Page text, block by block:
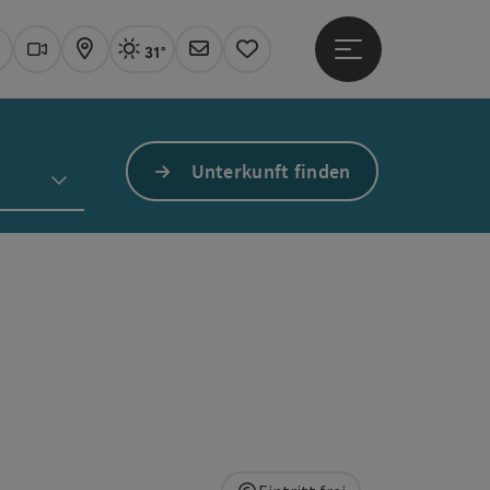
Webcams
KarteAktuelles Wetter Linz, sonnig
31°
Newsletter
Merkzettel
Hauptmenü öffnen
Unterkunft finden